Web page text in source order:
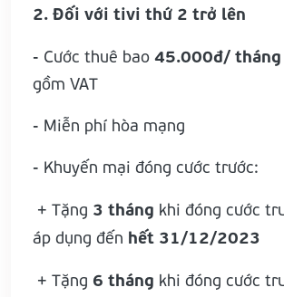
2. Đối với tivi thứ 2 trở lên
- Cước thuê bao 45.000đ/ tháng
gồm VAT
- Miễn phí hòa mạng
- Khuyến mại đóng cước trước:
+ Tặng 3 tháng khi đóng cước
áp dụng đến hết 31/12/2023
+ Tặng 6 tháng khi đóng cước